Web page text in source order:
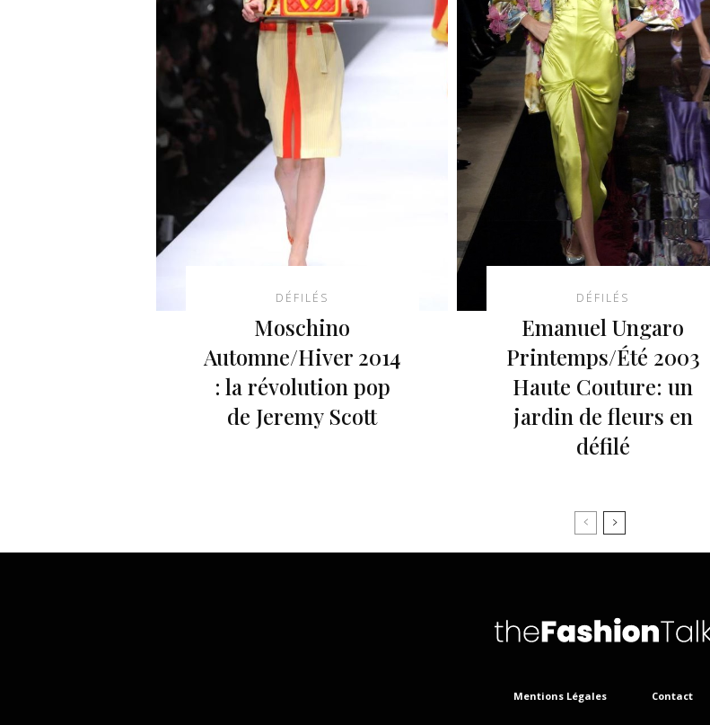
DÉFILÉS
Moschino
Automne/Hiver 2014
: la révolution pop
de Jeremy Scott
DÉFILÉS
Emanuel Ungaro
Printemps/Été 2003
Haute Couture: un
jardin de fleurs en
défilé
Mentions Légales Contact